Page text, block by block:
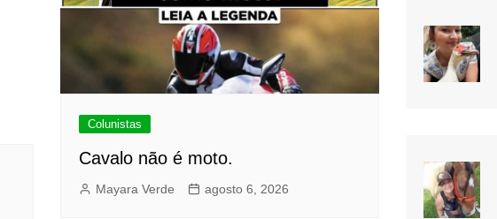
Colunistas
Cavalo não é moto.
Mayara Verde agosto 6, 2026